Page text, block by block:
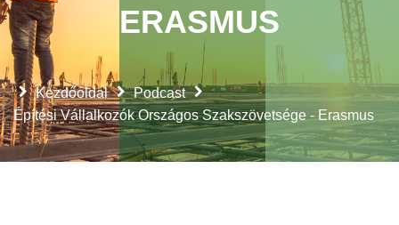
Kezdőoldal
Podcast
Építési Vállalkozók Országos Szakszövetsége - Erasmus
ERASMUS